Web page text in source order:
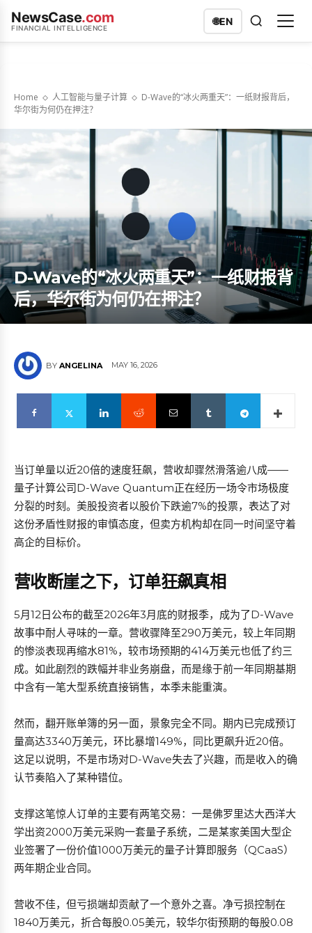
NewsCase.com
FINANCIAL INTELLIGENCE
🌐EN
Home 人工智能与量子计算
D-Wave的“冰火两重天”：一纸财报背后，
华尔街为何仍在押注？
D-Wave的“冰火两重天”：一纸财报背
后，华尔街为何仍在押注？
BY ANGELINA MAY 16, 2026
当订单量以近20倍的速度狂飙，营收却骤然滑落逾八成——
量子计算公司D-Wave Quantum正在经历一场令市场极度
分裂的时刻。美股投资者以股价下跌逾7%的投票，表达了对
这份矛盾性财报的审慎态度，但卖方机构却在同一时间坚守着
高企的目标价。
营收断崖之下，订单狂飙真相
5月12日公布的截至2026年3月底的财报季，成为了D-Wave
故事中耐人寻味的一章。营收骤降至290万美元，较上年同期
的惨淡表现再缩水81%，较市场预期的414万美元也低了约三
成。如此剧烈的跌幅并非业务崩盘，而是缘于前一年同期基期
中含有一笔大型系统直接销售，本季未能重演。
然而，翻开账单簿的另一面，景象完全不同。期内已完成预订
量高达3340万美元，环比暴增149%，同比更飙升近20倍。
这足以说明，不是市场对D-Wave失去了兴趣，而是收入的确
认节奏陷入了某种错位。
支撑这笔惊人订单的主要有两笔交易：一是佛罗里达大西洋大
学出资2000万美元采购一套量子系统，二是某家美国大型企
业签署了一份价值1000万美元的量子计算即服务（QCaaS）
两年期企业合同。
营收不佳，但亏损端却贡献了一个意外之喜。净亏损控制在
1840万美元，折合每股0.05美元，较华尔街预期的每股0.08